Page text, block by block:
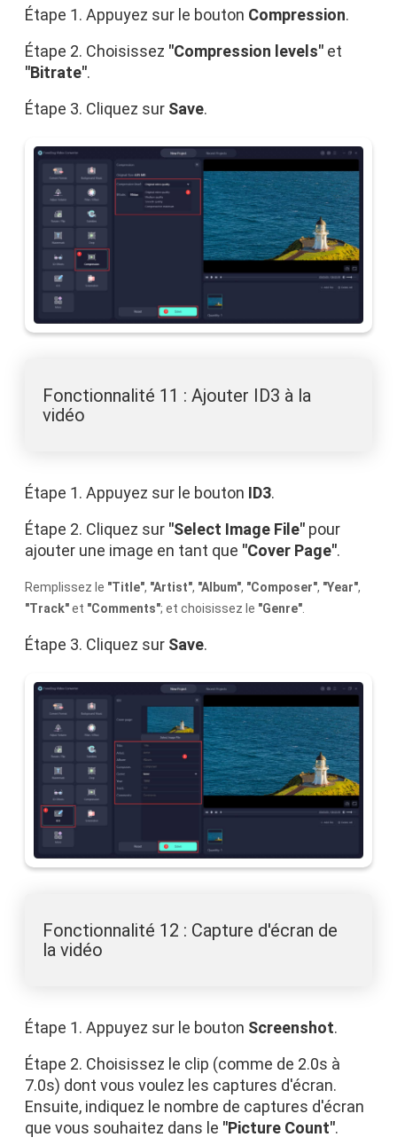
Étape 1. Appuyez sur le bouton Compression.
Étape 2. Choisissez "Compression levels" et
"Bitrate".
Étape 3. Cliquez sur Save.
Fonctionnalité 11 : Ajouter ID3 à la
vidéo
Étape 1. Appuyez sur le bouton ID3.
Étape 2. Cliquez sur "Select Image File" pour
ajouter une image en tant que "Cover Page".
Remplissez le "Title", "Artist", "Album", "Composer", "Year",
"Track"et "Comments"; et choisissez le "Genre"
Étape 3. Cliquez sur Save.
Fonctionnalité 12 : Capture d'écran de
la vidéo
Étape 1. Appuyez sur le bouton Screenshot.
Étape 2. Choisissez le clip (comme de 2.0s à
7.0s) dont vous voulez les captures d'écran.
Ensuite, indiquez le nombre de captures d'écran
que vous souhaitez dans le "Picture Count".